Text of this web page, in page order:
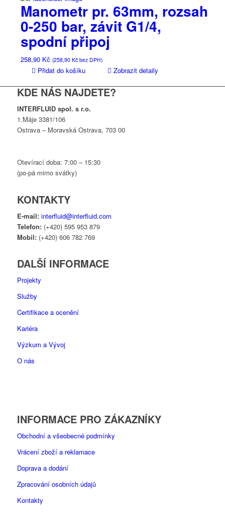
Manometr pr. 63mm, rozsah
0-250 bar, závit G1/4,
spodní připoj
258,90 Kč (258,90 Kčbez DPH)
Přidat do košíku Zobrazit detaily
KDE NÁS NAJDETE?
INTERFLUID spol. s r.o.
1.Máje 3381/106
Ostrava – Moravská Ostrava, 703 00
Otevírací doba: 7:00 – 15:30
(po-pá mimo svátky)
KONTAKTY
E-mail: interfluid@interfluid.com
Telefon: (+420) 595 953 879
Mobil: (+420) 606 782 769
DALŠÍ INFORMACE
Projekty
Služby
Certifikace a ocenění
Kariéra
Výzkum a Vývoj
O nás
INFORMACE PRO ZÁKAZNÍKY
Obchodní a všeobecné podmínky
Vrácení zboží a reklamace
Doprava a dodání
Zpracování osobních údajů
Kontakty